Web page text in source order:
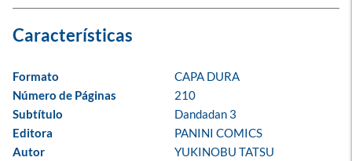
Formato
CAPA DURA
Número de Páginas
210
Subtítulo
Dandadan 3
Editora
PANINI COMICS
Autor
YUKINOBU TATSU